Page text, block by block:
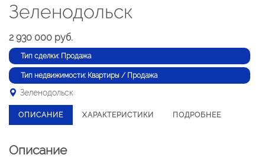
Зеленодольск
2 930 000 руб.
Тип сделки: Продажа
Тип недвижимости: Квартиры / Продажа
Зеленодольск
ОПИСАНИЕ ХАРАКТЕРИСТИКИ ПОДРОБНЕЕ
Описание